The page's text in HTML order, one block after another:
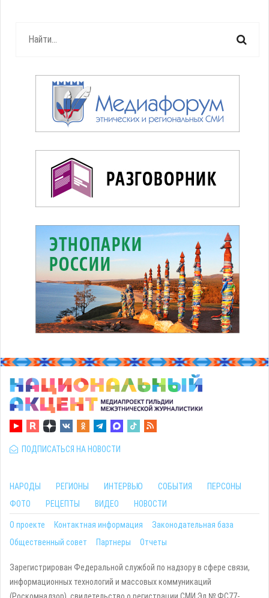
ПОДПИСАТЬСЯ НА НОВОСТИ
НАРОДЫ РЕГИОНЫ ИНТЕРВЬЮ СОБЫТИЯ
ПЕРСОНЫ
ФОТО
РЕЦЕПТЫ ВИДЕО НОВОСТИ
О проекте Контактная информация
Законодательная база
Общественный совет
Партнеры Отчеты
Зарегистрирован Федеральной службой по надзору в сфере связи,
информационных технологий и массовых коммуникаций